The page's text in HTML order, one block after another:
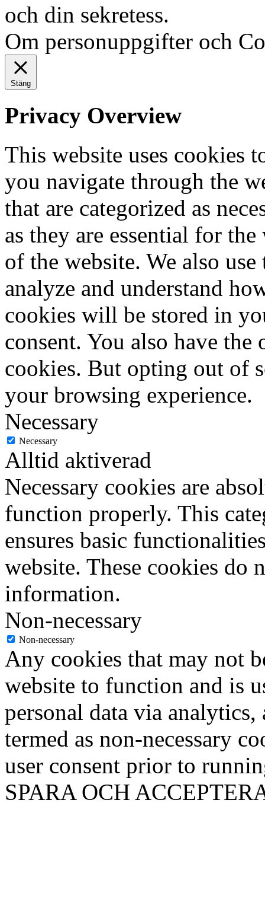
och din sekretess.
Om personuppgifter och
Stäng
Privacy Overview
This website uses cookies
you navigate through the
that are categorized as
as they are essential for
of the website. We also
analyze and understand
cookies will be stored in
consent. You also have
cookies. But opting out of
your browsing experience.
Necessary
Necessary
Alltid aktiverad
Necessary cookies are
function properly. This
ensures basic
website. These cookies do
information.
Non-necessary
Non-necessary
Any cookies that may not
website to function and is
personal data via analytics,
termed as non-necessary
user consent prior to
SPARA OCH